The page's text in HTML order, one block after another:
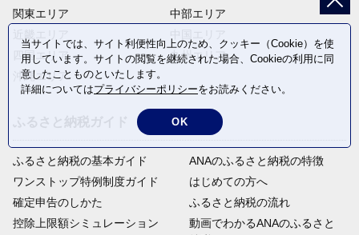
関東エリア
四国エリア
沖縄エリア
中部エリア
九州エリア
ふるさと納税の基本ガイド
ワンストップ特例制度ガイド
確定申告のしかた
控除上限額シミュレーション
ANAのふるさと納税の特徴
はじめての方へ
ふるさと納税の流れ
動画でわかるANAのふるさと
当サイトでは、サイト利便性向上のため、クッキー（Cookie）を使
用しています。サイトの閲覧を継続された場合、Cookieの利用に同
意したことものといたします。
詳細についてはプライバシーポリシーをお読みください。
OK